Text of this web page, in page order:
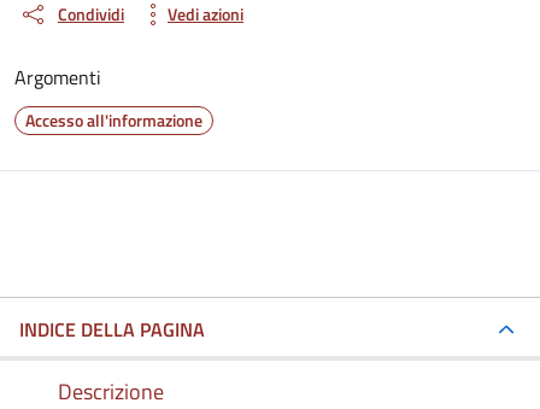
Condividi Vedi azioni
Argomenti
Accesso all'informazione
INDICE DELLA PAGINA
Descrizione